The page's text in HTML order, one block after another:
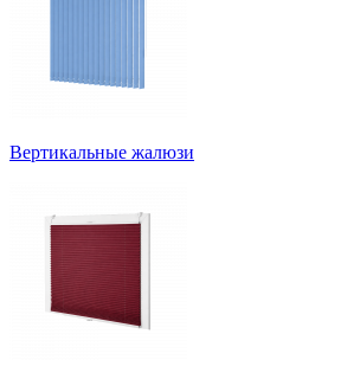
Вертикальные жалюзи